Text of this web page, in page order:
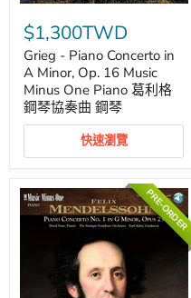
Grieg
Piano
Concerto
in
A
Minor,
Op.
16
Minus
Piano
葛
利
$1,300TWD
Grieg - Piano Concerto in
A Minor, Op. 16 Music
Minus One Piano 葛利格
鋼琴協奏曲 鋼琴
快速瀏覽
PRE-ORDER